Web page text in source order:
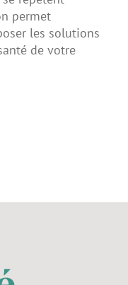
permet
les solutions
de votre